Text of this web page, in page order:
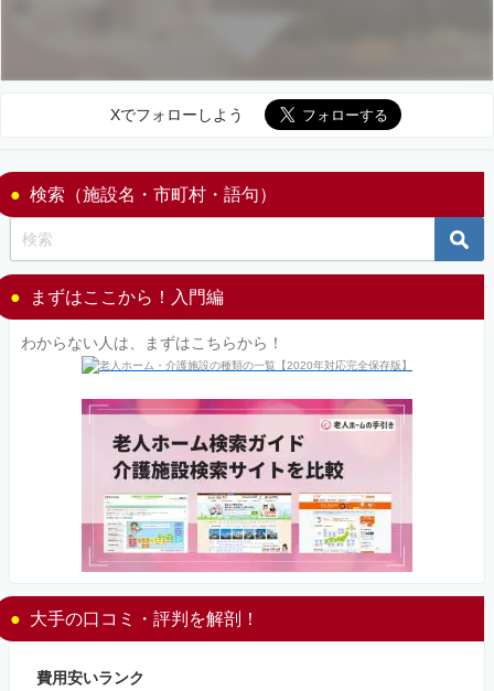
Xでフォローしよう
検索（施設名・市町村・語句）
まずはここから！入門編
わからない人は、まずはこちらから！
大手の口コミ・評判を解剖！
費用安いランク